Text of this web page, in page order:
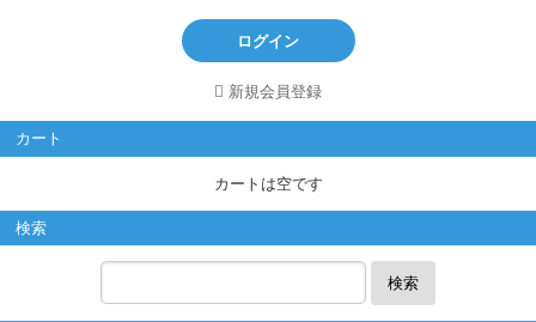
ログイン
新規会員登録
カート
カートは空です
検索
検索